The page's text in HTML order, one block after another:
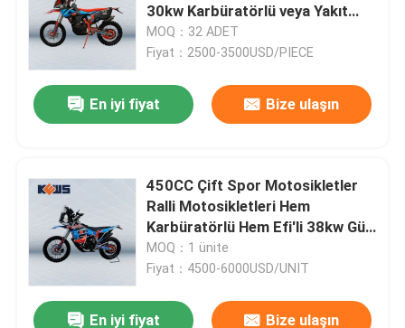
Ürünler
Hakkımızda
Fabrika turu
30kw Karbüratörlü veya Yakıt
Enjeksiyonlu
MOQ：32 ADET
Fiyat：2500-3500USD/PIECE
En iyi fiyat Bize ulaşın
450CC Çift Spor Motosikletler
Ralli Motosikletleri Hem
Karbüratörlü Hem Efi'li 38kw Güç
Motoru İki Seçenek
MOQ：1 ünite
Fiyat：4500-6000USD/UNIT
En iyi fiyat Bize ulaşın
Kews K16 Model 4 Zamanlı Enduro Motosikletler NC250 250CC Çift Spor Bisikletler